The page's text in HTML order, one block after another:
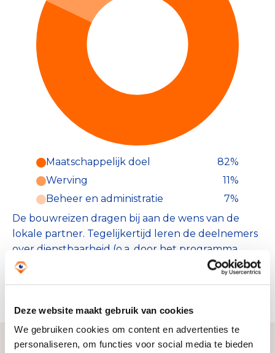
Deze website maakt gebruik van cookies
We gebruiken cookies om content en advertenties te
personaliseren, om functies voor social media te bieden
Maatschappelijk doel
82%
Werving
11%
Beheer en administratie
7%
De bouwreizen dragen bij aan de wens van de
lokale partner. Tegelijkertijd leren de deelnemers
over dienstbaarheid (o.a. door het programma
waarin thema's als armoede, praktisch geloven en
cultuurverschillen aan de orde komen). Alles in